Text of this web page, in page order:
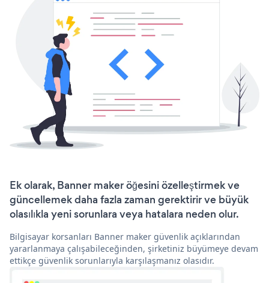
Ek olarak, Banner maker öğesini özelleştirmek ve
güncellemek daha fazla zaman gerektirir ve büyük
olasılıkla yeni sorunlara veya hatalara neden olur.
Bilgisayar korsanları Banner maker güvenlik açıklarından
yararlanmaya çalışabileceğinden, şirketiniz büyümeye devam
ettikçe güvenlik sorunlarıyla karşılaşmanız olasıdır.